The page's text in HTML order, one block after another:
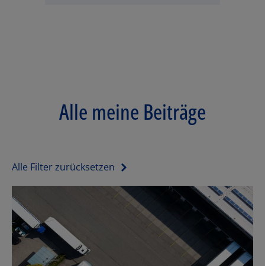
Alle meine Beiträge
Alle Filter zurücksetzen